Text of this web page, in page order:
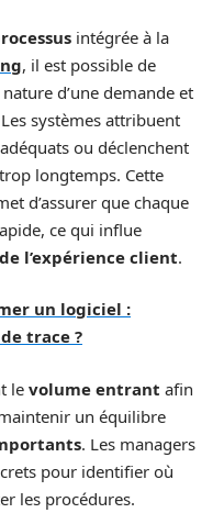
intégrée à la
, il est possible de
d’une demande et
systèmes attribuent
ou déclenchent
longtemps. Cette
d’assurer que chaque
ce qui influe
l’expérience client.
un logiciel :
trace ?
le volume entrant afin
un équilibre
. Les managers
pour identifier où
les procédures.